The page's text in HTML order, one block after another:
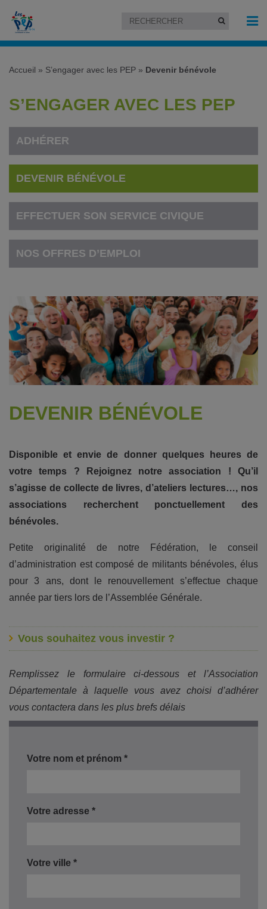
Accueil » S’engager avec les PEP » Devenir bénévole
S’ENGAGER AVEC LES PEP
ADHÉRER
DEVENIR BÉNÉVOLE
EFFECTUER SON SERVICE CIVIQUE
NOS OFFRES D’EMPLOI
DEVENIR BÉNÉVOLE
Disponible et envie de donner quelques heures de
votre temps ? Rejoignez notre association ! Qu’il
s’agisse de collecte de livres, d’ateliers lectures…, nos
associations recherchent ponctuellement des
bénévoles.
Petite originalité de notre Fédération, le conseil
d’administration est composé de militants bénévoles, élus
pour 3 ans, dont le renouvellement s’effectue chaque
année par tiers lors de l’Assemblée Générale.
Vous souhaitez vous investir ?
Remplissez le formulaire ci-dessous et l’Association
Départementale à laquelle vous avez choisi d’adhérer
vous contactera dans les plus brefs délais
Votre nom et prénom *
Votre adresse *
Votre ville *